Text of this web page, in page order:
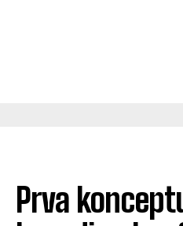
Prva